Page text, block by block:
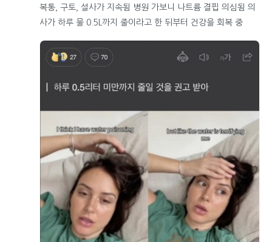
복통, 구토, 설사가 지속됨 병원 가보니 나트륨 결핍 의심됨 의
사가 하루 물 0.5L까지 줄이라고 한 뒤부터 건강을 회복 중